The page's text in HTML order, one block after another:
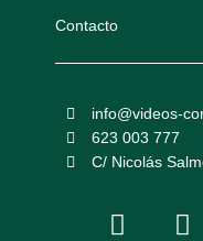
Contacto
info@videos-
623 003 777
C/ Nicolás
F
I